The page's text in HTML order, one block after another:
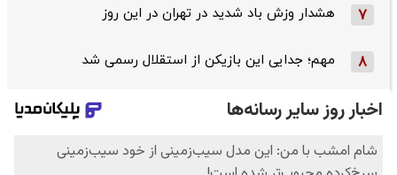
7 هشدار وزش باد شدید در تهران در این روز
8 مهم؛ جدایی این بازیکن از استقلال رسمی شد